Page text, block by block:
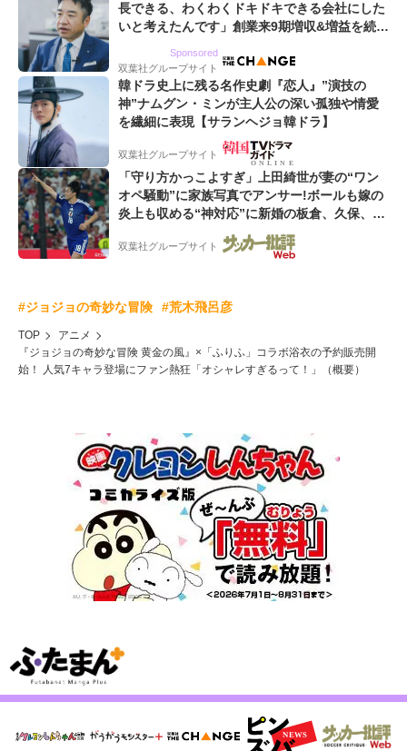
長できる、わくわくドキドキできる会社にした
いと考えたんです」創業来9期増収&増益を続け
Sponsored
双葉社グループサイト
韓ドラ史上に残る名作史劇『恋人』”演技の
神”ナムグン・ミンが主人公の深い孤独や情愛
を繊細に表現【サランヘジョ韓ドラ】
双葉社グループサイト
「守り方かっこよすぎ」上田綺世が妻の“ワン
オペ騒動”に家族写真でアンサー!ボールも嫁の
炎上も収める“神対応”に新婚の板倉、久保、長
友夫妻も続々エール!
双葉社グループサイト
#ジョジョの奇妙な冒険 #荒木飛呂彦
TOP
アニメ
『ジョジョの奇妙な冒険 黄金の風』×「ふりふ」コラボ浴衣の予約販売開
始！ 人気7キャラ登場にファン熱狂「オシャレすぎるって！」（概要）